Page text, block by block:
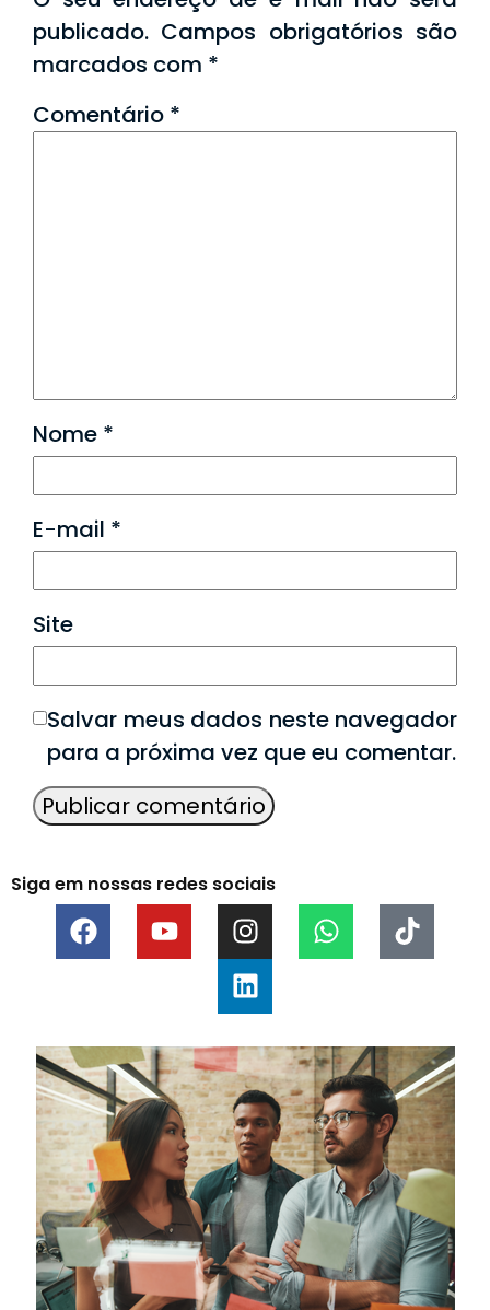
publicado. Campos obrigatórios são
marcados com *
Comentário *
Nome *
E-mail *
Site
Salvar meus dados neste navegador
para a próxima vez que eu comentar.
Siga em nossas redes sociais